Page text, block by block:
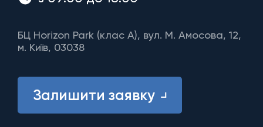
БЦ Horizon Park (клас A), вул. М. Амосова, 12,
м. Київ, 03038
Залишити заявку